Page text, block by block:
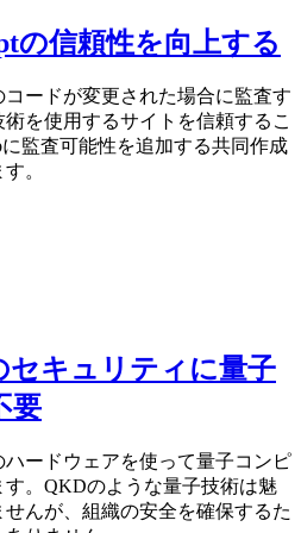
の信頼性を向上する
ードが変更された場合に監査す
を使用するサイトを信頼するこ
監査可能性を追加する共同作成
。
セキュリティに量子
要
ードウェアを使って量子コンピ
す。QKDのような量子技術は魅
んが、組織の安全を確保するた